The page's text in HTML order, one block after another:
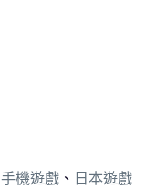
手機遊戲、 日本遊戲